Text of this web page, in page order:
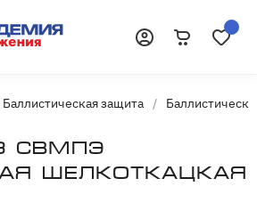
Баллистическая защита /
СВМПЭ
Шелкоткацкая